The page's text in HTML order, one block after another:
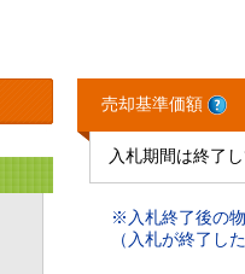
売却基準価額
入札期間は終了し
※入札終了後の
（入札が終了し